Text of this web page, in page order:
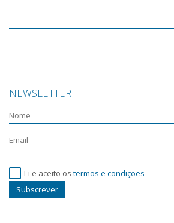
NEWSLETTER
Li e aceito os termos e condições
Subscrever